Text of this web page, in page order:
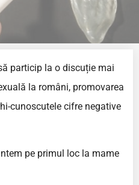
particip la o discuție mai
la români, promovarea
cunoscutele cifre negative
pe primul loc la mame